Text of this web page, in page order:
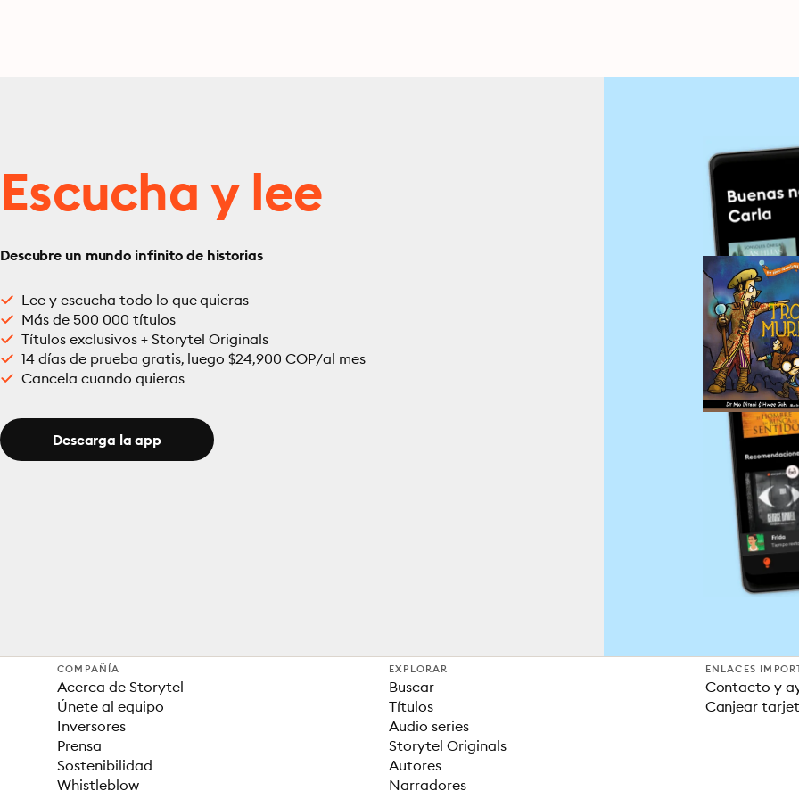
Escucha y lee
Descubre un mundo infinito de historias
Lee y escucha todo lo que quieras
Más de 500 000 títulos
Títulos exclusivos + Storytel Originals
14 días de prueba gratis, luego $24,900 COP/al mes
Cancela cuando quieras
Descarga la app
COMPAÑÍA
Acerca de Storytel
Únete al equipo
Inversores
Prensa
Sostenibilidad
Whistleblow
EXPLORAR
Buscar
Títulos
Audio series
Storytel Originals
Autores
Narradores
ENLACES
Contacto y
Canjear